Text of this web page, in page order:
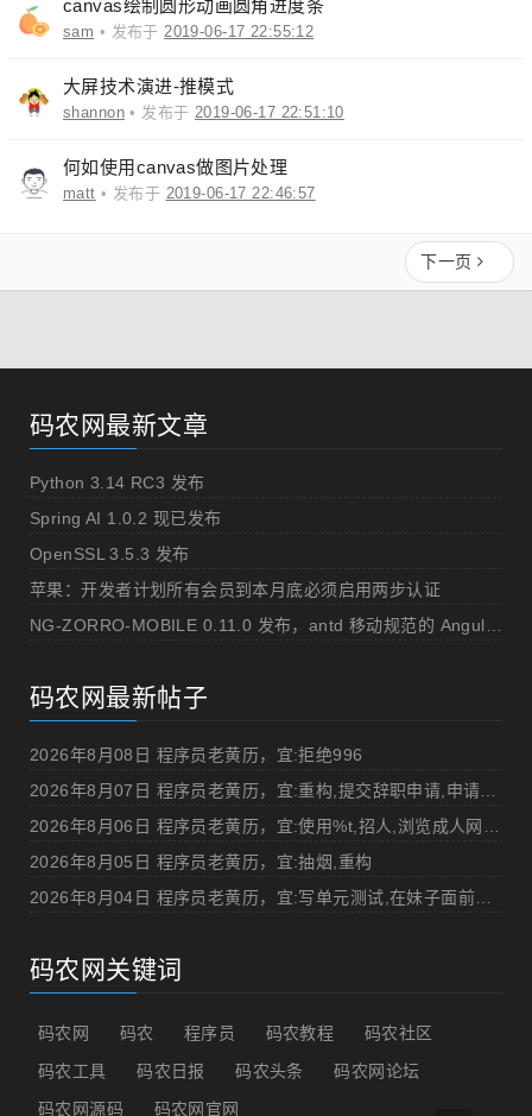
canvas绘制圆形动画圆角进度条
sam • 发布于2019-06-17 22:55:12
大屏技术演进-推模式
shannon • 发布于 2019-06-17 22:51:10
何如使用canvas做图片处理
matt • 发布于 2019-06-17 22:46:57
下一页
码农网最新文章
Python 3.14 RC3 发布
Spring AI 1.0.2 现已发布
OpenSSL 3.5.3 发布
苹果：开发者计划所有会员到本月底必须启用两步认证
码农网最新帖子
2026年8月08日 程序员老黄历，宜:拒绝996
2026年8月05日 程序员老黄历，宜:抽烟,重构
码农网关键词
码农网 码农 程序员 码农教程
码农社区
码农工具
码农日报 码农头条
码农网论坛
码农网源码
码农网官网